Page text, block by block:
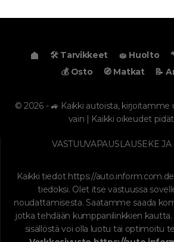
🛠️ Tarvikkeet 🧽 Huolto
💰 Osto
🧭 Matkat 📝
© 2026 - 🚙 Kaikki autoista, kirjoitamme
vain | Kaikki oikeudet
VASTUUVAPAUSLAUSEKE
Kaikki tiedot https://auto.inform.com.de
tiedoksi. Olet itse vastuussa
noudattamisesta. Saatamme saada
jotka tehdään kumppanilinkkien
sisällöstä voi olla luotu tai optimoitu